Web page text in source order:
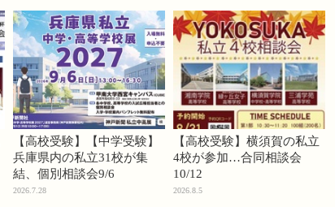
【高校受験】【中学受験】
兵庫県内の私立31校が集
結、個別相談会9/6
2026.7.28
【高校受験】横須賀の私立
4校が参加…合同相談会
10/12
2026.8.5